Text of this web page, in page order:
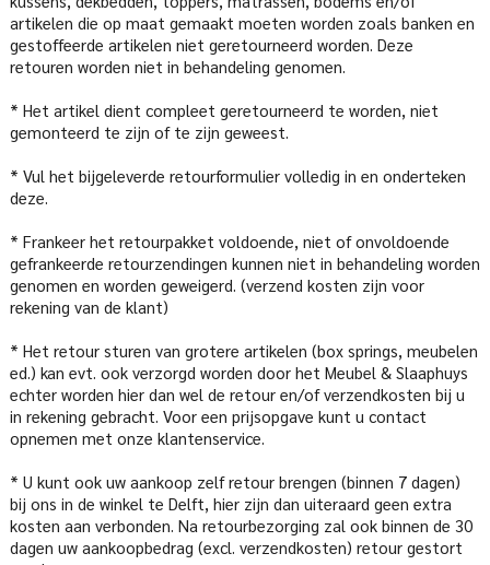
artikelen die op maat gemaakt moeten worden zoals banken en
gestoffeerde artikelen niet geretourneerd worden. Deze
retouren worden niet in behandeling genomen.
* Het artikel dient compleet geretourneerd te worden, niet
gemonteerd te zijn of te zijn geweest.
* Vul het bijgeleverde retourformulier volledig in en onderteken
deze.
* Frankeer het retourpakket voldoende, niet of onvoldoende
gefrankeerde retourzendingen kunnen niet in behandeling worden
genomen en worden geweigerd. (verzend kosten zijn voor
rekening van de klant)
* Het retour sturen van grotere artikelen (box springs, meubelen
ed.) kan evt. ook verzorgd worden door het Meubel & Slaaphuys
echter worden hier dan wel de retour en/of verzendkosten bij u
in rekening gebracht. Voor een prijsopgave kunt u contact
opnemen met onze klantenservice.
* U kunt ook uw aankoop zelf retour brengen (binnen 7 dagen)
bij ons in de winkel te Delft, hier zijn dan uiteraard geen extra
kosten aan verbonden. Na retourbezorging zal ook binnen de 30
dagen uw aankoopbedrag (excl. verzendkosten) retour gestort